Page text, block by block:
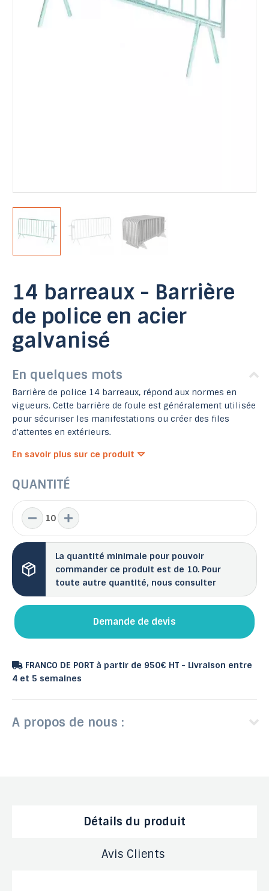
14 barreaux - Barrière
de police en acier
galvanisé
En quelques mots
Barrière de police 14 barreaux, répond aux normes en
vigueurs. Cette barrière de foule est généralement utilisée
pour sécuriser les manifestations ou créer des files
d'attentes en extérieurs.
En savoir plus sur ce produit
QUANTITÉ
La quantité minimale pour pouvoir
commander ce produit est de 10. Pour
toute autre quantité, nous consulter
Demande de devis
FRANCO DE PORT à partir de 950€ HT - Livraison entre
4 et 5 semaines
A propos de nous :
Détails du produit
Avis Clients